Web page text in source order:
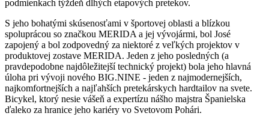
podmienkach týždeň dlhých etapových pretekov.
S jeho bohatými skúsenosťami v športovej oblasti a blízkou
spoluprácou so značkou MERIDA a jej vývojármi, bol José
zapojený a bol zodpovedný za niektoré z veľkých projektov v
produktovej zostave MERIDA. Jeden z jeho posledných (a
pravdepodobne najdôležitejší technický projekt) bola jeho hlavná
úloha pri vývoji nového BIG.NINE - jeden z najmodernejších,
najkomfortnejších a najľahších pretekárskych hardtailov na svete.
Bicykel, ktorý nesie vášeň a expertízu nášho majstra Španielska
ďaleko za hranice jeho kariéry vo Svetovom Pohári.